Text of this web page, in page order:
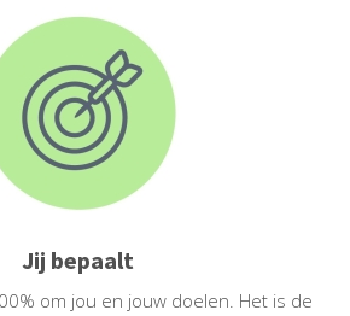
Jij bepaalt
om jou en jouw doelen. Het is de